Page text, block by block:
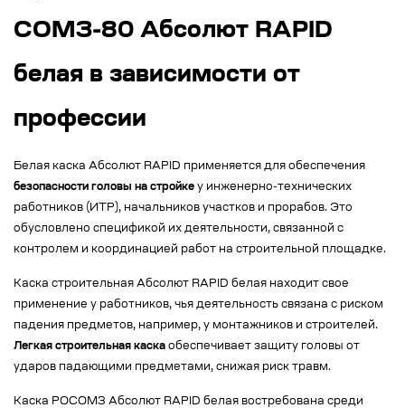
СОМЗ-80 Абсолют RAPID
белая в зависимости от
профессии
Белая каска Абсолют RAPID применяется для обеспечения
безопасности головы на стройке у инженерно-технических
работников (ИТР), начальников участков и прорабов. Это
обусловлено спецификой их деятельности, связанной с
контролем и координацией работ на строительной площадке.
Каска строительная Абсолют RAPID белая находит свое
применение у работников, чья деятельность связана с риском
падения предметов, например, у монтажников и строителей.
Легкая строительная каска обеспечивает защиту головы от
ударов падающими предметами, снижая риск травм.
Каска РОСОМЗ Абсолют RAPID белая востребована среди